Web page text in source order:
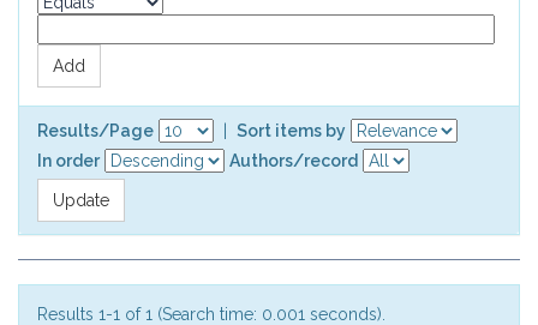
Results/Page
Sort items by
In order
Authors/record
Results 1-1 of 1 (Search time: 0.001 seconds).